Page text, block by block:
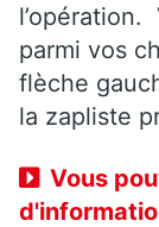
parmi vos
flèche
la zapliste
Vous